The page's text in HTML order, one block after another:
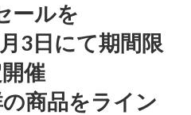
ールを
3日にて期間限
催
商品をライン